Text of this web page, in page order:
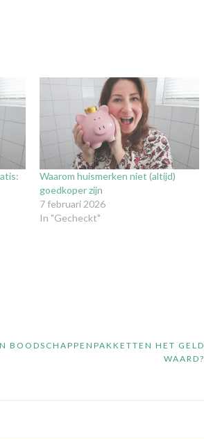
Waarom huismerken niet (altijd)
goedkoper zijn
7 februari 2026
In "Gecheckt"
BOODSCHAPPENPAKKETTEN HET GELD
WAARD?